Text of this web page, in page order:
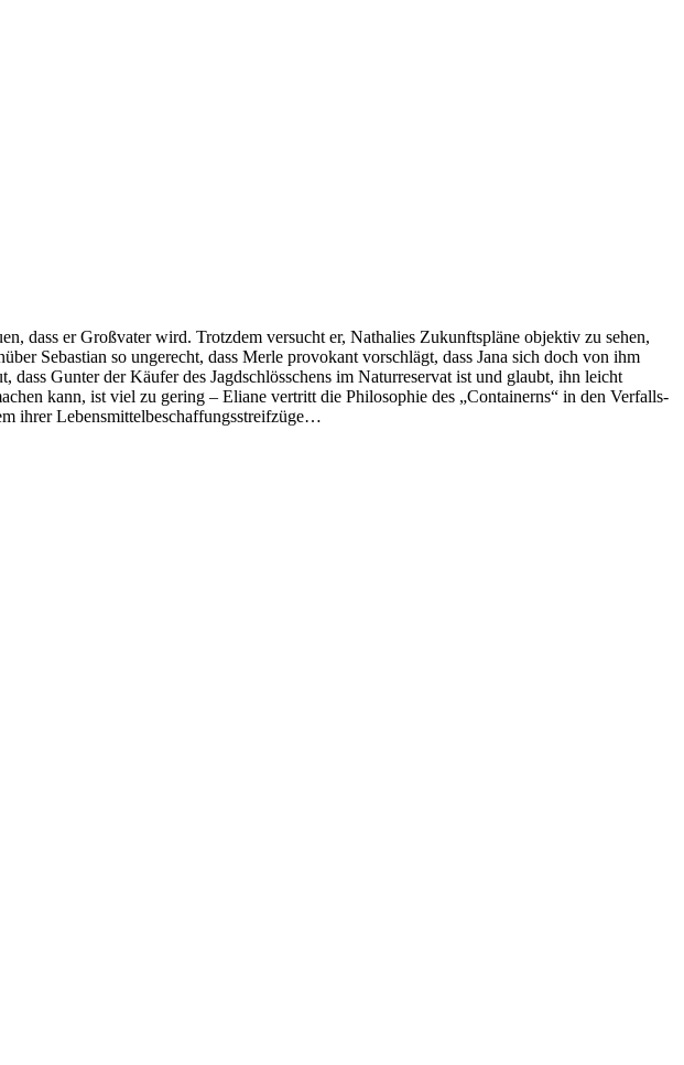
dass er Großvater wird. Trotzdem versucht er, Nathalies Zukunftspläne objektiv zu sehen,
Sebastian so ungerecht, dass Merle provokant vorschlägt, dass Jana sich doch von ihm
Gunter der Käufer des Jagdschlösschens im Naturreservat ist und glaubt, ihn leicht
kann, ist viel zu gering – Eliane vertritt die Philosophie des „Containerns“ in den Verfalls-
ihrer Lebensmittelbeschaffungsstreifzüge…